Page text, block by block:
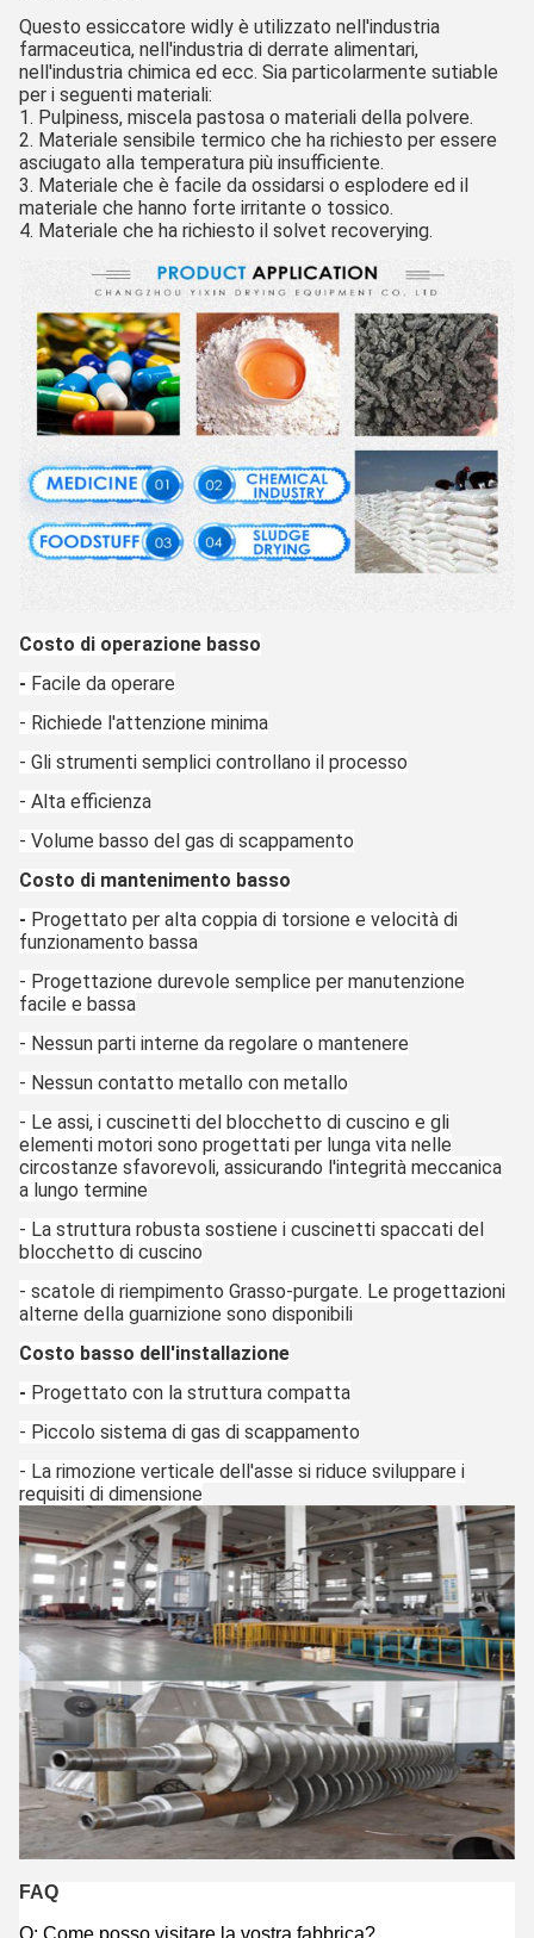
Questo essiccatore widly è utilizzato nell'industria
farmaceutica, nell'industria di derrate alimentari,
nell'industria chimica ed ecc. Sia particolarmente sutiable
per i seguenti materiali:
1. Pulpiness, miscela pastosa o materiali della polvere.
2. Materiale sensibile termico che ha richiesto per essere
asciugato alla temperatura più insufficiente.
3. Materiale che è facile da ossidarsi o esplodere ed il
materiale che hanno forte irritante o tossico.
4. Materiale che ha richiesto il solvet recoverying.
Costo di operazione basso
- Facile da operare
- Richiede l'attenzione minima
- Gli strumenti semplici controllano il processo
- Alta efficienza
- Volume basso del gas di scappamento
Costo di mantenimento basso
- Progettato per alta coppia di torsione e velocità di
funzionamento bassa
- Progettazione durevole semplice per manutenzione
facile e bassa
- Nessun parti interne da regolare o mantenere
- Nessun contatto metallo con metallo
- Le assi, i cuscinetti del blocchetto di cuscino e gli
elementi motori sono progettati per lunga vita nelle
circostanze sfavorevoli, assicurando l'integrità meccanica
a lungo termine
- La struttura robusta sostiene i cuscinetti spaccati del
blocchetto di cuscino
- scatole di riempimento Grasso-purgate. Le progettazioni
alterne della guarnizione sono disponibili
Costo basso dell'installazione
- Progettato con la struttura compatta
- Piccolo sistema di gas di scappamento
- La rimozione verticale dell'asse si riduce sviluppare i
requisiti di dimensione
FAQ
Q: Come posso visitare la vostra fabbrica?